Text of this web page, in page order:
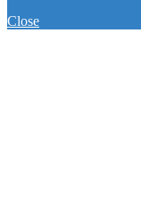
Close